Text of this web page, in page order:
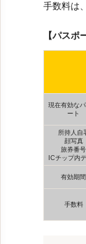
手数料は
【パス
現在有効な
ート
所持人自
顔写真
旅券番号
ICチップ内
有効期間
手数料